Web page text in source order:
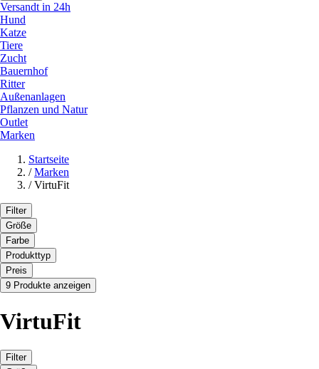
Versandt in 24h
Hund
Katze
Tiere
Zucht
Bauernhof
Ritter
Außenanlagen
Pflanzen und Natur
Outlet
Marken
Startseite
/ Marken
/ VirtuFit
Filter
Größe
Farbe
Produkttyp
Preis
9 Produkte anzeigen
VirtuFit
Filter